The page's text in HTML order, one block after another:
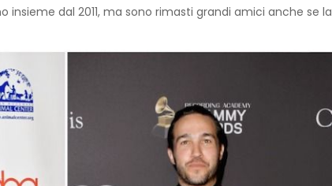
insieme dal 2011, ma sono rimasti grandi amici anche se la